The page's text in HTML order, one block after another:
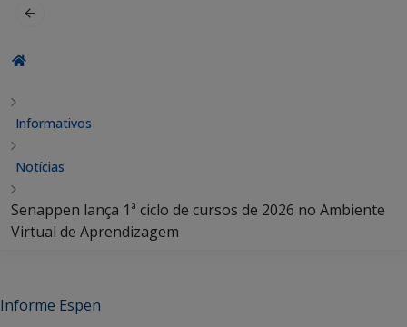
Informativos
Notícias
Senappen lança 1ª ciclo de cursos de 2026 no Ambiente
Virtual de Aprendizagem
Informe Espen